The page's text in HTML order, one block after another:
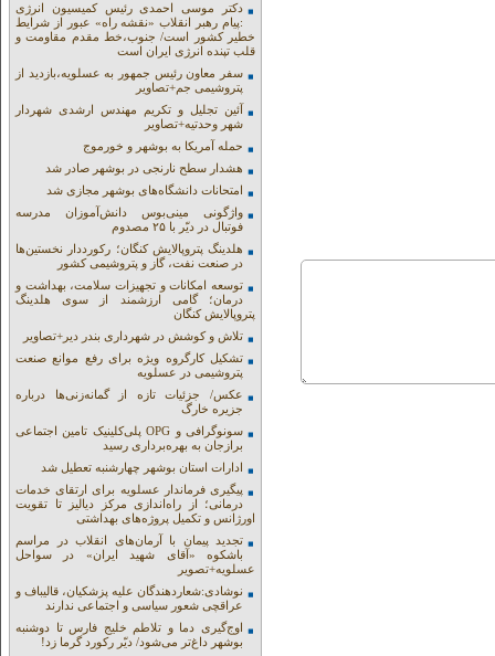
دکتر موسی احمدی رئیس کمیسیون انرژی
:پیام رهبر انقلاب «نقشه راه» عبور از شرایط
خطیر کشور است/ جنوب،خط مقدم مقاومت و
قلب تپنده انرژی ایران است
سفر معاون رئیس جمهور به عسلویه،بازدید از
پتروشیمی جم+تصاویر
آئین تجلیل و تکریم مهندس ارشدی شهردار
شهر وحدتیه+تصاویر
حمله آمریکا به بوشهر و خورموج
هشدار سطح نارنجی در بوشهر صادر شد
امتحانات دانشگاه‌های بوشهر مجازی شد
واژگونی مینی‌بوس دانش‌آموزان مدرسه
فوتبال در دیّر با ۲۵ مصدوم
هلدینگ پتروپالایش کنگان؛ رکورددار نخستین‌ها
در صنعت نفت، گاز و پتروشیمی کشور
توسعه امکانات و تجهیزات سلامت، بهداشت و
درمان؛ گامی ارزشمند از سوی هلدینگ
پتروپالایش کنگان
تلاش و کوشش در شهرداری بندر دیر+تصاویر
تشکیل کارگروه ویژه برای رفع موانع صنعت
پتروشیمی در عسلویه
عکس/ جزئیات تازه از گمانه‌زنی‌ها درباره
جزیره خارگ
سونوگرافی و OPG پلی‌کلینیک تامین اجتماعی
برازجان به بهره‌برداری رسید
ادارات استان بوشهر چهارشنبه تعطیل شد
پیگیری فرماندار عسلویه برای ارتقای خدمات
درمانی؛ از راه‌اندازی مرکز دیالیز تا تقویت
اورژانس و تکمیل پروژه‌های بهداشتی
تجدید پیمان با آرمان‌های انقلاب در مراسم
باشکوه «آقای شهید ایران» در سواحل
عسلویه+تصویر
نوشادی:شعاردهندگان علیه پزشکیان، قالیباف و
عراقچی شعور سیاسی و اجتماعی ندارند
اوج‌گیری دما و تلاطم خلیج فارس تا دوشنبه
بوشهر داغ‌تر می‌شود/ دیّر رکورد گرما زد!